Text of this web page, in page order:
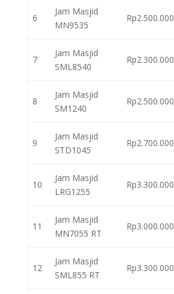
6
Jam Masjid
MN9535
Rp2.500.000
7
Jam Masjid
SML8540
Rp2.300.000
8
Jam Masjid
SM1240
Rp2.500.000
9
Jam Masjid
STD1045
Rp2.700.000
10
Jam Masjid
LRG1255
Rp3.300.000
11
Jam Masjid
MN7055 RT
Rp3.000.000
12
Jam Masjid
SML855 RT
Rp3.300.000